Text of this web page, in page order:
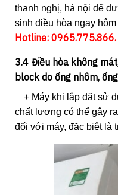
thanh nghị, hà nội để
sinh điều hòa ngay
Hotline: 0965.775.866.
3.4 Điều hòa không
block do ống nhôm,
+ Máy khi lắp đặt sử
chất lượng có thể gây
đối với máy, đặc biệt là